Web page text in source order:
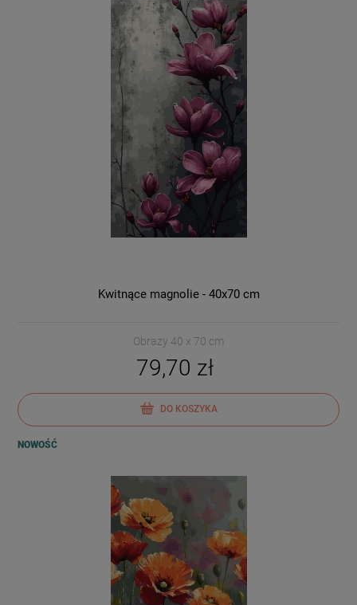
Kwitnące magnolie - 40x70 cm
Obrazy 40 x 70 cm
79,70 zł
DO KOSZYKA
NOWOŚĆ